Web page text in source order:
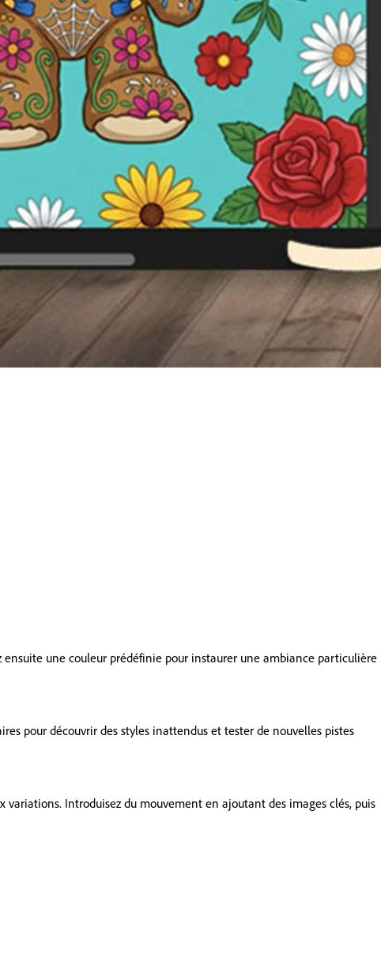
ensuite une couleur prédéfinie pour instaurer une ambiance particulière
pour découvrir des styles inattendus et tester de nouvelles pistes
Introduisez du mouvement en ajoutant des images clés, puis